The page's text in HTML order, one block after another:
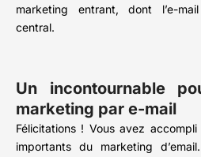
marketing entrant, dont l’e-
central.
Un incontournable
marketing par e-mail
Félicitations ! Vous avez
importants du marketing